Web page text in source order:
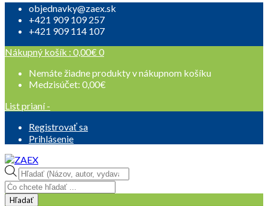
objednavky@zaex.sk
+421 909 109 257
+421 909 114 107
Nákupný košík : 0,00€ 0
Nemáte žiadne produkty v nákupnom košíku
Medzisúčet: 0,00€
List prianí -
Registrovať sa
Prihlásenie
Products
search
Hľadať